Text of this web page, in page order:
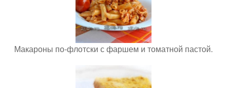
Макароны по-флотски с фаршем и томатной пастой.